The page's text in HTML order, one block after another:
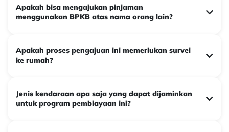
Apakah bisa mengajukan pinjaman
menggunakan BPKB atas nama orang lain?
Apakah proses pengajuan ini memerlukan survei
ke rumah?
Jenis kendaraan apa saja yang dapat dijaminkan
untuk program pembiayaan ini?